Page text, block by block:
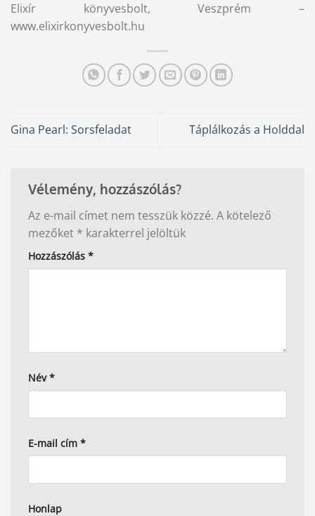
Elixír könyvesbolt, Veszprém –
www.elixirkonyvesbolt.hu
Gina Pearl: Sorsfeladat Táplálkozás a Holddal
Vélemény, hozzászólás?
Az e-mail címet nem tesszük közzé. A kötelező
mezőket * karakterrel jelöltük
Hozzászólás *
Név*
E-mail cím *
Honlap